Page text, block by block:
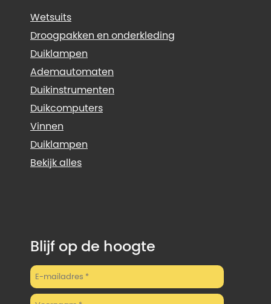
Wetsuits
Droogpakken en onderkleding
Duiklampen
Ademautomaten
Duikinstrumenten
Duikcomputers
Vinnen
Duiklampen
Bekijk alles
Blijf op de hoogte